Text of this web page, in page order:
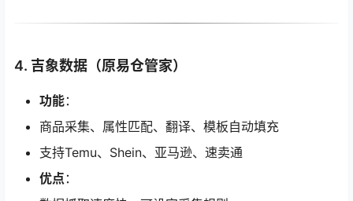
4. 吉象数据（原易仓管家）
功能：
商品采集、属性匹配、翻译、模板自动填充
支持Temu、Shein、亚马逊、速卖通
优点 ：